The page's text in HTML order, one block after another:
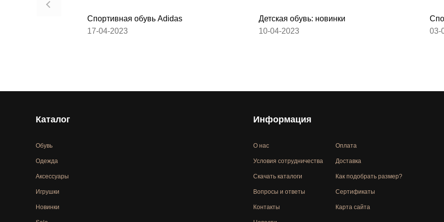
Спортивная обувь Adidas
17-04-2023
Детская обувь: новинки
10-04-2023
03-
Каталог
Обувь
Одежда
Аксессуары
Игрушки
Новинки
Информация
О нас
Условия сотрудничества
Скачать каталоги
Вопросы и ответы
Контакты
Оплата
Доставка
Как подобрать размер?
Сертификаты
Карта сайта